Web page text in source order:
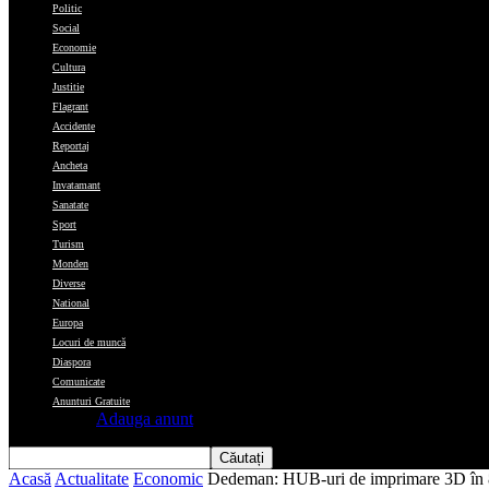
Politic
Social
Economie
Cultura
Justitie
Flagrant
Accidente
Reportaj
Ancheta
Invatamant
Sanatate
Sport
Turism
Monden
Diverse
National
Europa
Locuri de muncă
Diaspora
Comunicate
Anunturi Gratuite
Adauga anunt
Acasă Actualitate Economic Dedeman: HUB-uri de imprimare 3D în